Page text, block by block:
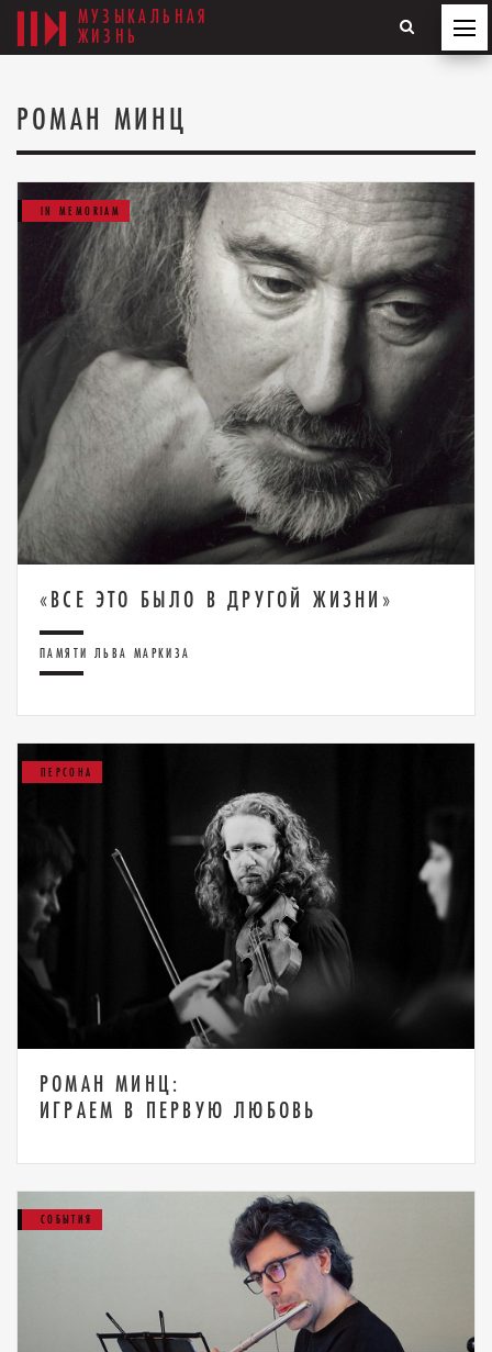
МУЗЫКАЛЬНАЯ
ЖИЗНЬ
РОМАН МИНЦ
IN MEMORIAM
«ВСЕ ЭТО БЫЛО В ДРУГОЙ ЖИЗНИ»
ПАМЯТИ ЛЬВА МАРКИЗА
ПЕРСОНА
РОМАН МИНЦ:
ИГРАЕМ В ПЕРВУЮ ЛЮБОВЬ
СОБЫТИЯ